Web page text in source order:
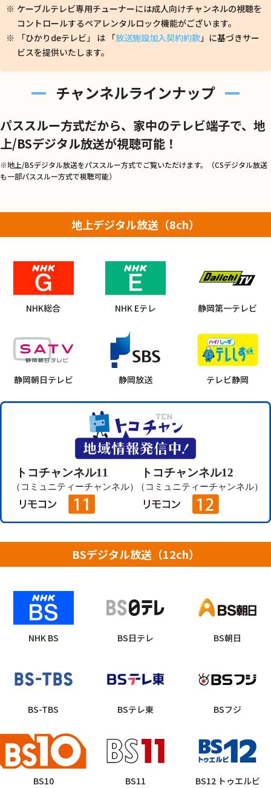
ケーブルテレビ専用チューナーには成人向けチャンネルの視聴を
コントロールするペアレンタルロック機能がございます。
「ひかりdeテレビ」 は 「放送施設加入契約約款」に基づきサー
ビスを提供いたします。
チャンネルラインナップ
パススルー方式だから、家中のテレビ端子で、 地
上/BSデジタル放送が視聴可能！
※地上/BSデジタル放送をパススルー方式でご覧いただけます。（CSデジタル放送
も一部パススルー方式で視聴可能）
地上デジタル放送（8ch）
NHK総合 NHK Eテレ 静岡第一テレビ
静岡朝日テレビ 静岡放送 テレビ静岡
BSデジタル放送（12ch）
NHK BS BS日テレ BS朝日
BS-TBS BSテレ東 BSフジ
BS10 BS11 BS12 トゥエルビ